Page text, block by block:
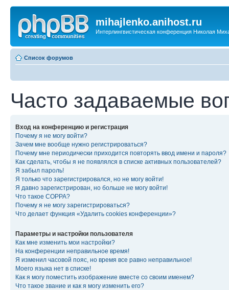
mihajlenko.anihost.ru
Интерлингвистическая конференция Николая
Список форумов
Часто задаваемые
Вход на конференцию и регистрация
Почему я не могу войти?
Зачем мне вообще нужно регистрироваться?
Почему мне периодически приходится повторять ввод имени и пароля?
Как сделать, чтобы я не появлялся в списке активных пользователей?
Я забыл пароль!
Я только что зарегистрировался, но не могу войти!
Я давно зарегистрирован, но больше не могу войти!
Что такое COPPA?
Почему я не могу зарегистрироваться?
Что делает функция «Удалить cookies конференции»?
Параметры и настройки пользователя
Как мне изменить мои настройки?
На конференции неправильное время!
Я изменил часовой пояс, но время все равно неправильное!
Моего языка нет в списке!
Как я могу поместить изображение вместе со своим именем?
Что такое звание и как я могу изменить его?